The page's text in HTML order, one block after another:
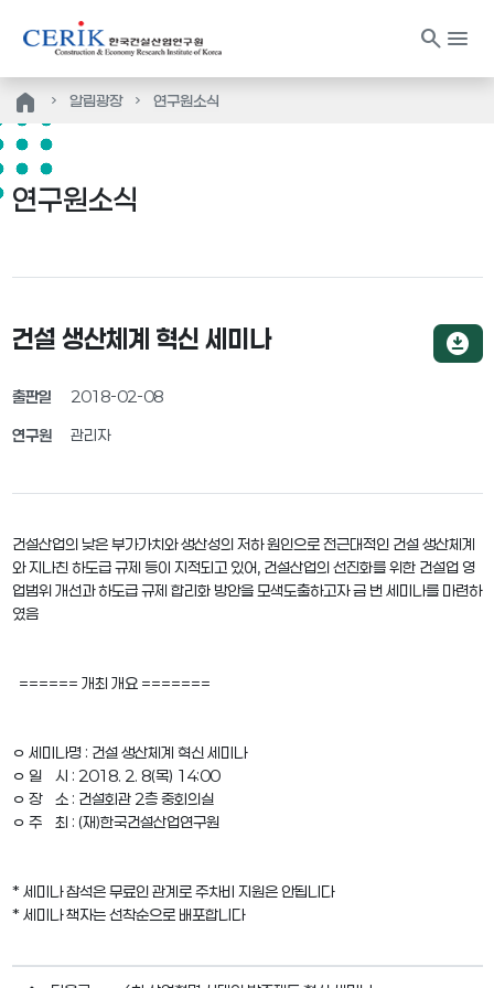
search menu
home 알림광장 연구원소식
연구원소식
건설 생산체계 혁신 세미나
출판일 2018-02-08
연구원 관리자
download_for_offline
건설산업의 낮은 부가가치와 생산성의 저하 원인으로 전근대적인 건설 생산체계
와 지나친 하도급 규제 등이 지적되고 있어, 건설산업의 선진화를 위한 건설업 영
업범위 개선과 하도급 규제 합리화 방안을 모색도출하고자 금 번 세미나를 마련하
였음
====== 개최 개요 =======
ㅇ 세미나명 : 건설 생산체계 혁신 세미나
ㅇ 일 시 : 2018. 2. 8(목) 14:00
ㅇ 장 소 : 건설회관 2층 중회의실
ㅇ 주 최 : (재)한국건설산업연구원
* 세미나 참석은 무료인 관계로 주차비 지원은 안됩니다
* 세미나 책자는 선착순으로 배포합니다